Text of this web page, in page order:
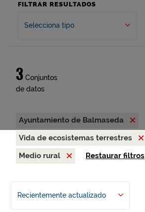
FILTRAR RESULTADOS
Selecciona tipo
3 Conjuntos
de datos
Ayuntamiento de Balmaseda
Vida de ecosistemas terrestres
Medio rural
Restaurar filtros
Recientemente actualizado